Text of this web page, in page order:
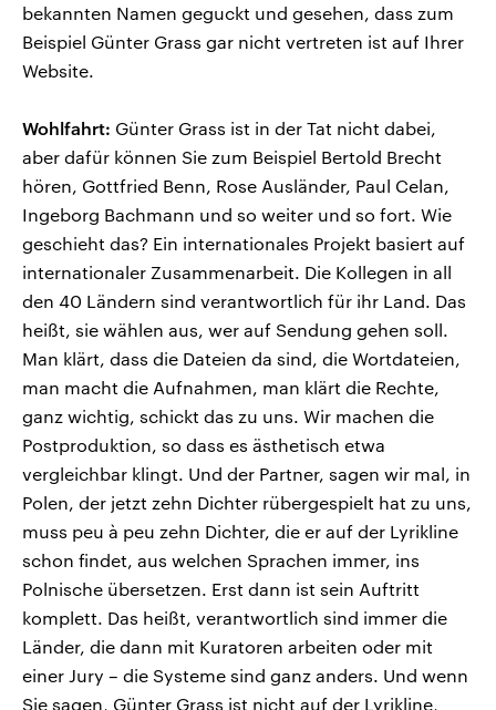
bekannten Namen geguckt und gesehen, dass zum
Beispiel Günter Grass gar nicht vertreten ist auf Ihrer
Website.
Wohlfahrt: Günter Grass ist in der Tat nicht dabei,
aber dafür können Sie zum Beispiel Bertold Brecht
hören, Gottfried Benn, Rose Ausländer, Paul Celan,
Ingeborg Bachmann und so weiter und so fort. Wie
geschieht das? Ein internationales Projekt basiert auf
internationaler Zusammenarbeit. Die Kollegen in all
den 40 Ländern sind verantwortlich für ihr Land. Das
heißt, sie wählen aus, wer auf Sendung gehen soll.
Man klärt, dass die Dateien da sind, die Wortdateien,
man macht die Aufnahmen, man klärt die Rechte,
ganz wichtig, schickt das zu uns. Wir machen die
Postproduktion, so dass es ästhetisch etwa
vergleichbar klingt. Und der Partner, sagen wir mal, in
Polen, der jetzt zehn Dichter rübergespielt hat zu uns,
muss peu à peu zehn Dichter, die er auf der Lyrikline
schon findet, aus welchen Sprachen immer, ins
Polnische übersetzen. Erst dann ist sein Auftritt
komplett. Das heißt, verantwortlich sind immer die
Länder, die dann mit Kuratoren arbeiten oder mit
einer Jury – die Systeme sind ganz anders. Und wenn
Sie sagen, Günter Grass ist nicht auf der Lyrikline,